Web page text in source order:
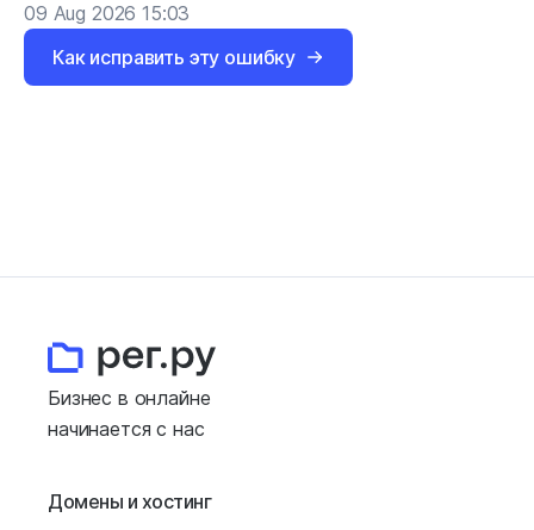
09 Aug 2026 15:03
Как исправить эту ошибку
Бизнес в онлайне
начинается с нас
Домены и хостинг